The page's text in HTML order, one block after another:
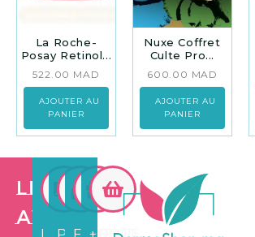
La Roche-
Posay Retinol...
522.00 MAD
AJOUTER AU
PANIER
Nuxe Coffret
Culte Pro...
600.00 MAD
AJOUTER AU
PANIER
Les
avantages